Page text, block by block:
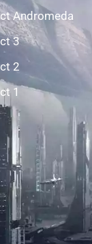
Andromeda
3
2
1